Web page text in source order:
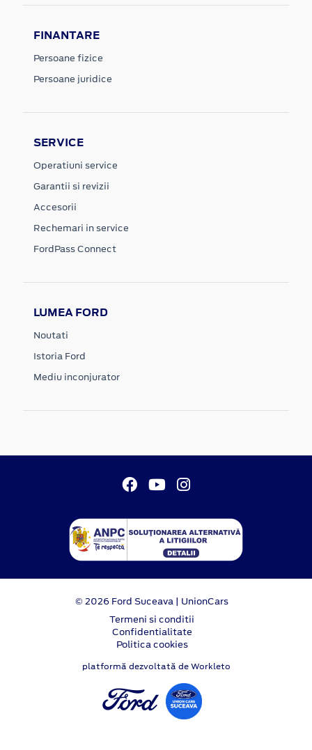
FINANTARE
Persoane fizice
Persoane juridice
SERVICE
Operatiuni service
Garantii si revizii
Accesorii
Rechemari in service
FordPass Connect
LUMEA FORD
Noutati
Istoria Ford
Mediu inconjurator
© 2026 Ford Suceava | UnionCars
Termeni si conditii
Confidentialitate
Politica cookies
platformă dezvoltată de Workleto